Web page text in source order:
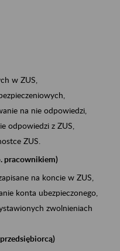
w ZUS,
na nie odpowiedzi,
odpowiedzi z ZUS,
ZUS.
pracownikiem)
na koncie w ZUS,
konta ubezpieczonego,
zwolnieniach